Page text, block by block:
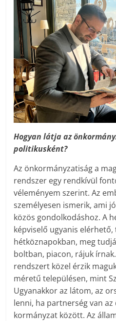
Hogyan látja az
politikusként?
Az önkormányzatiság a
rendszer egy rendkívül
véleményem szerint. Az
személyesen ismerik, ami
közös gondolkodáshoz. A
képviselő ugyanis
hétköznapokban, meg
boltban, piacon, rájuk
rendszert közel érzik
méretű településen, mint
Ugyanakkor az látom, az
lenni, ha partnerség van
kormányzat között. Az